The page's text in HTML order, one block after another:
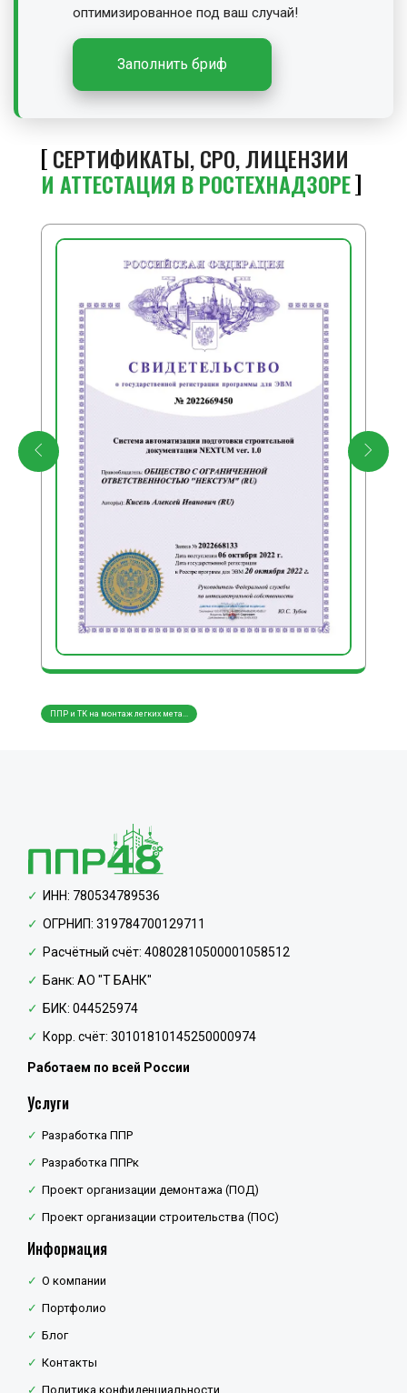
оптимизированное под ваш случай!
Заполнить бриф
СЕРТИФИКАТЫ, СРО, ЛИЦЕНЗИИ
И АТТЕСТАЦИЯ В РОСТЕХНАДЗОРЕ
ППР и ТК на монтаж легких мета...
ППР и ТК на монтаж трубопровод...
ИНН: 780534789536
ОГРНИП: 319784700129711
Расчётный счёт: 40802810500001058512
Банк: АО "Т БАНК"
БИК: 044525974
Корр. счёт: 30101810145250000974
Работаем по всей России
Услуги
Разработка ППР
Разработка ППРк
Проект организации демонтажа (ПОД)
Проект организации строительства (ПОС)
Информация
О компании
Портфолио
Блог
Контакты
Политика конфиденциальности